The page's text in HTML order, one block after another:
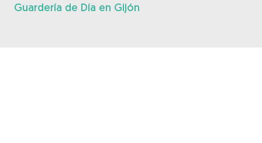
Guardería de Día en Gijón